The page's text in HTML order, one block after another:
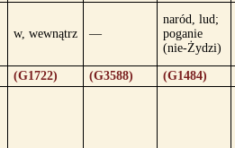
w, wewnątrz —
naród, lud;
poganie
(nie-Żydzi)
(G1722) (G3588) (G1484)